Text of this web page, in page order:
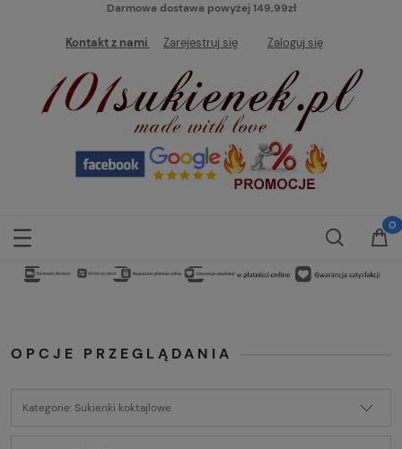
Darmowa dostawa powyżej 149,99zł
Kontakt z nami Zarejestruj się Zaloguj się
OPCJE PRZEGLĄDANIA
Kategorie: Sukienki koktajlowe